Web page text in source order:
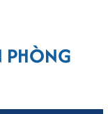
PHÒNG